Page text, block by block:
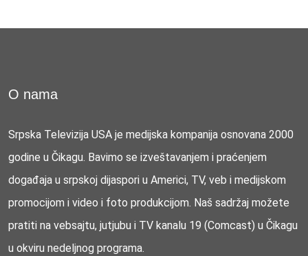
O nama
Srpska Televizija USA je medijska kompanija osnovana 2000
godine u Čikagu. Bavimo se izveštavanjem i praćenjem
događaja u srpskoj dijaspori u Americi, TV, veb i medijskom
promocijom i video i foto produkcijom. Naš sadržaj možete
pratiti na vebsajtu, jutjubu i TV kanalu 19 (Comcast) u Čikagu
u okviru nedeljnog programa.